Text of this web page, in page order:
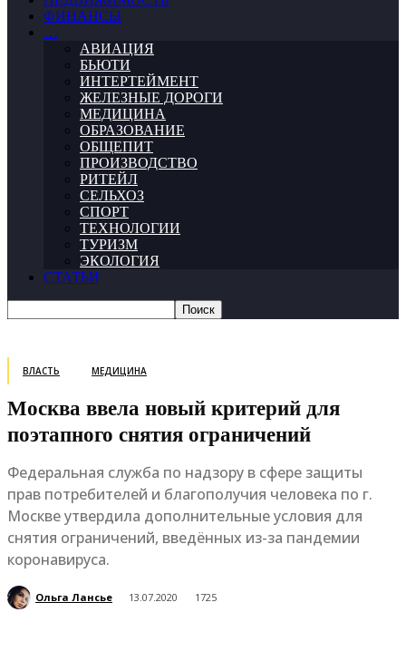
ФИНАНСЫ
…
АВИАЦИЯ
БЬЮТИ
ИНТЕРТЕЙМЕНТ
ЖЕЛЕЗНЫЕ ДОРОГИ
МЕДИЦИНА
ОБРАЗОВАНИЕ
ОБЩЕПИТ
ПРОИЗВОДСТВО
РИТЕЙЛ
СЕЛЬХОЗ
СПОРТ
ТЕХНОЛОГИИ
ТУРИЗМ
ЭКОЛОГИЯ
СТАТЬИ
ВЛАСТЬ МЕДИЦИНА
Москва ввела новый критерий для
поэтапного снятия ограничений
Федеральная служба по надзору в сфере защиты
прав потребителей и благополучия человека по г.
Москве утвердила дополнительные условия для
снятия ограничений, введённых из-за пандемии
коронавируса.
Ольга Лансье 13.07.2020 1725